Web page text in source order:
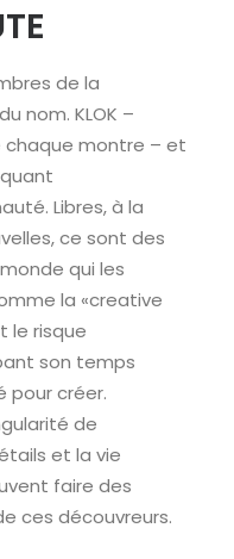
de la
nom. KLOK –
chaque montre – et
Libres, à la
ce sont des
qui les
la «creative
le risque
son temps
pour créer.
de
et la vie
faire des
ces découvreurs.